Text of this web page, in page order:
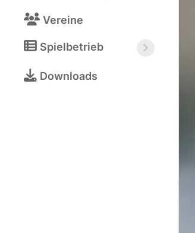
Vereine
Spielbetrieb
Downloads